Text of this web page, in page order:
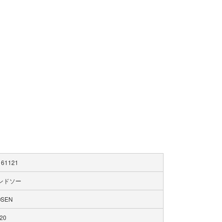
ドソー